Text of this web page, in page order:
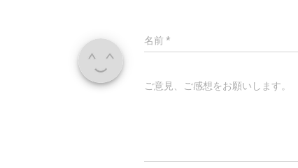
名前*
ご意見、ご感想をお願いします。